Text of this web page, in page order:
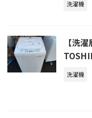
洗濯機
【洗
洗濯機